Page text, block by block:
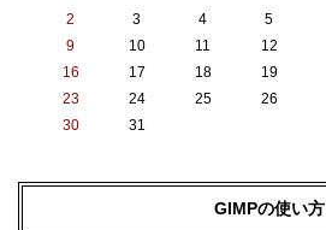
2
3 4 5
9
10 11 12
16
17 18 19
23
24 25 26
30
31
GIMPの使い方